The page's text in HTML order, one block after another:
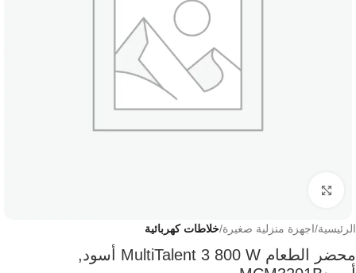
الرئيسية اجهزة منزلية صغيرة خلاطات كهربائية
محضر الطعام MultiTalent 3 800 W أسود,